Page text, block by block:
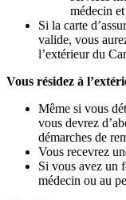
médecin
Si la carte
valide, vous
l’extérieur du
Vous résidez à
Même si vous
vous devrez
démarches de
Vous recevrez
Si vous avez un
médecin ou au